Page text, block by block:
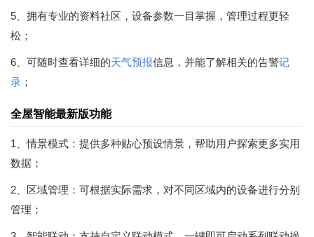
5、拥有专业的资料社区，设备参数一目掌握，管理过程更轻
松；
6、可随时查看详细的天气预报信息，并能了解相关的告警记
录 ；
全屋智能最新版功能
1、情景模式：提供多种贴心预设情景，帮助用户探索更多实用
数据；
2、区域管理：可根据实际需求，对不同区域内的设备进行分别
管理；